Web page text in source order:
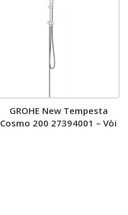
GROHE New Tempesta
Cosmo 200 27394001 – Vòi